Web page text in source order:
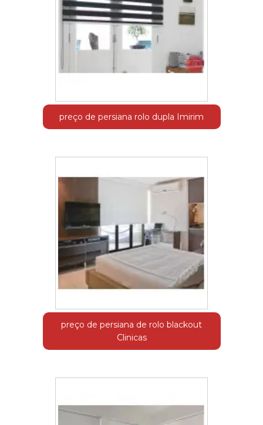
preço de persiana rolo dupla Imirim
preço de persiana de rolo blackout
Clinicas